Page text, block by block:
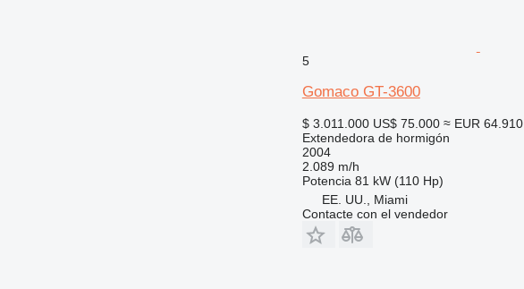
5
Gomaco GT-3600
$ 3.011.000 US$ 75.000 ≈ EUR 64.910
Extendedora de hormigón
2004
2.089 m/h
Potencia 81 kW (110 Hp)
EE. UU., Miami
Contacte con el vendedor